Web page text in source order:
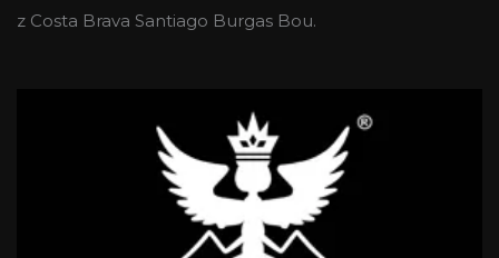
z Costa Brava Santiago Burgas Bou.